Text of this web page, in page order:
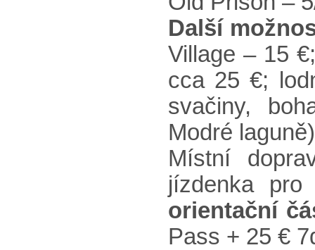
Další
Village – 15
cca 25 €;
svačiny,
Modré laguně)
Místní
jízdenka
orientační
Pass + 25 €